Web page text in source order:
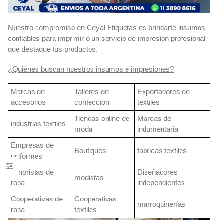
Nuestro compromiso en Ceyal Etiquetas es brindarte insumos
confiables para imprimir o un servicio de impresión profesional
que destaque tus productos.
¿Quiénes buscan nuestros insumos e impresiones?
Marcas de
accesorios
Talleres de
confección
Exportadores de
textiles
industrias textiles
Tiendas online de
moda
Marcas de
indumentaria
Empresas de
uniformes
Boutiques fabricas textiles
Minoristas de
ropa
modistas
Diseñadores
independientes
Cooperativas de
ropa
Cooperativas
textiles
marroquinerías